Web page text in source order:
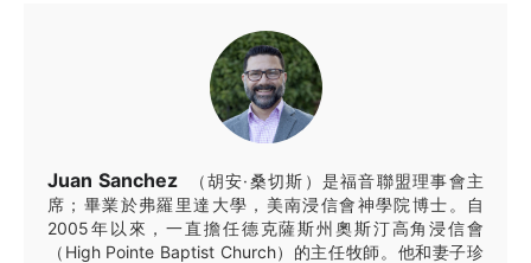
Juan Sanchez
（胡安·桑切斯）是福音聯盟理事會主
席；畢業於弗羅里達大學，美南浸信會神學院博士。自
2005年以來，一直擔任德克薩斯州奧斯汀高角浸信會
（High Pointe Baptist Church）的主任牧師。他和妻子珍